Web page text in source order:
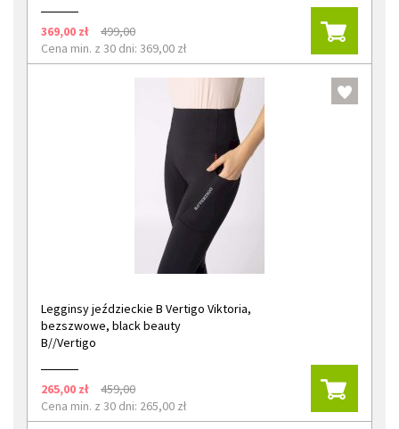
369,00 zł
499,00
Cena min. z 30 dni: 369,00 zł
Legginsy jeździeckie B Vertigo Viktoria,
bezszwowe, black beauty
B//Vertigo
265,00 zł
459,00
Cena min. z 30 dni: 265,00 zł